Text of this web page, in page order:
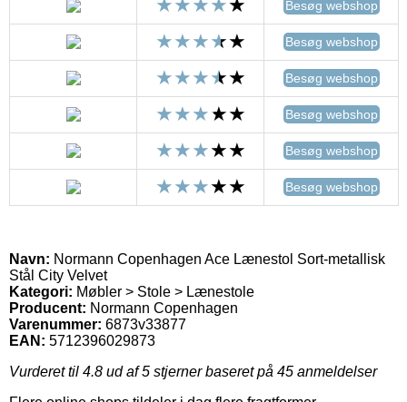
Besøg webshop
Besøg webshop
Besøg webshop
Besøg webshop
Besøg webshop
Besøg webshop
Navn: Normann Copenhagen Ace Lænestol Sort-metallisk
Stål City Velvet
Kategori: Møbler > Stole > Lænestole
Producent: Normann Copenhagen
Varenummer: 6873v33877
EAN: 5712396029873
Vurderet til 4.8 ud af 5 stjerner baseret på 45 anmeldelser